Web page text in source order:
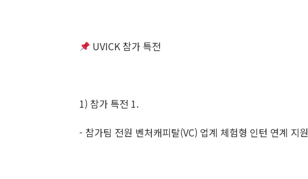
UVICK 참가 특전
1) 참가 특전 1.
- 참가팀 전원 벤처캐피탈(VC) 업계 체험형 인턴 연계 지원